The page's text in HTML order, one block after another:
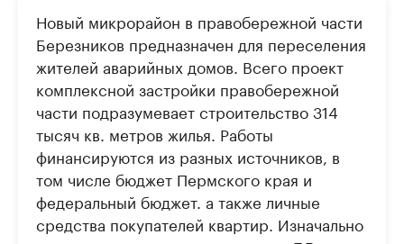
Новый микрорайон в правобережной части
Березников предназначен для переселения
жителей аварийных домов. Всего проект
комплексной застройки правобережной
части подразумевает строительство 314
тысяч кв. метров жилья. Работы
финансируются из разных источников, в
том числе бюджет Пермского края и
федеральный бюджет. а также личные
средства покупателей квартир. Изначально